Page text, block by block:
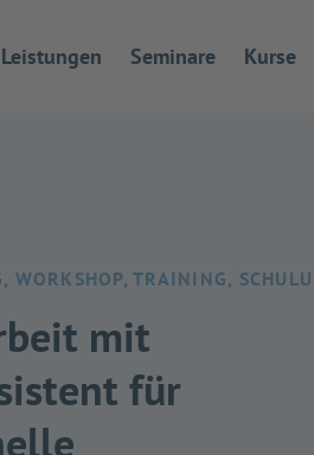
Leistungen Seminare Kurse
WORKSHOP, TRAINING,
mit
für